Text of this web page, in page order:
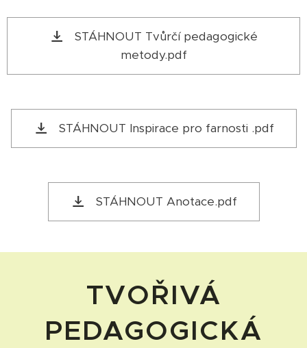
STÁHNOUT Tvůrčí pedagogické
metody.pdf
STÁHNOUT Inspirace pro farnosti .pdf
STÁHNOUT Anotace.pdf
TVOŘIVÁ
PEDAGOGICKÁ